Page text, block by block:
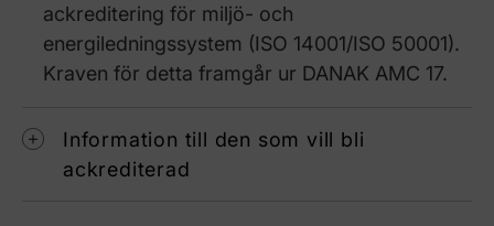
ackreditering för miljö- och
energiledningssystem (ISO 14001/ISO 50001).
Kraven för detta framgår ur DANAK AMC 17.
Information till den som vill bli
ackrediterad